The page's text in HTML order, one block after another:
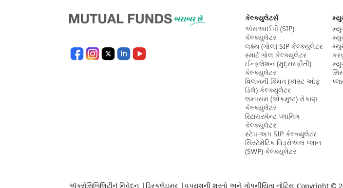
કેલ્ક્યુલેટર્સ
એસઆઈપી (SIP)
કેલ્ક્યુલેટર​
લક્ષ્ય (ગોલ) SIP કેલ્ક્યુલેટર​
સ્માર્ટ ગોલ કેલ્ક્યુલેટર
ઈન્ફ્લેશન (મુદ્રાસ્ફીતી)
કેલ્ક્યુલેટર​
વિલંબની કિંમત (કૉસ્ટ ઓફ
ડિલે) કેલ્ક્યુલેટર​
લમ્પસમ (એકમુષ્ટ) રોકાણ
કેલ્ક્યુલેટર​
રિટાયરમેન્ટ પ્લાનિંગ
કેલ્ક્યુલેટર​
સ્ટેપ-અપ SIP કેલ્ક્યુલેટર
સિસ્ટેમેટિક વિડ્રોઅલ પ્લાન
(SWP) કેલ્ક્યુલેટર
ઍક્સેસિબિલિટીનું નિવેદન | ડિસ્કલેઇમર |વપરાશની શરતો અને ગોપનીયિતા નોટિસ Copyright ©